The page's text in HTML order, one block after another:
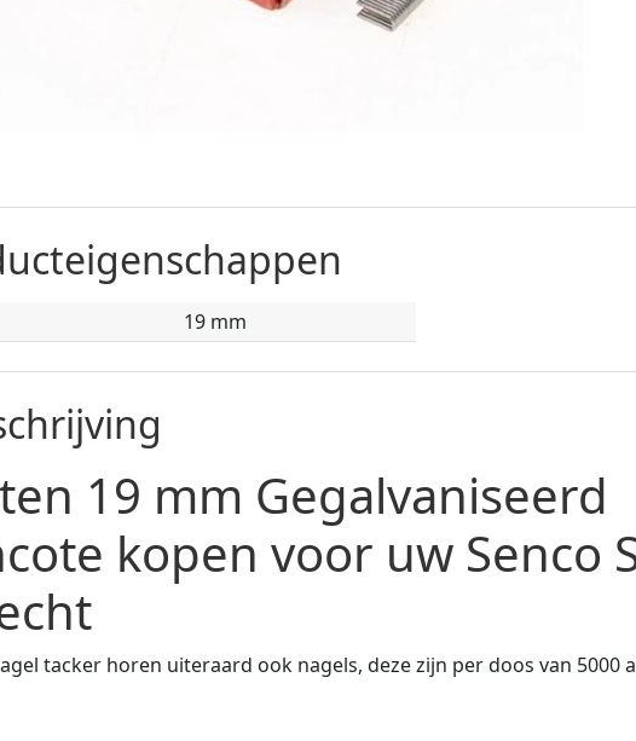
19 mm
19 mm Gegalvaniseerd
kopen voor uw Senco
tacker horen uiteraard ook nagels, deze zijn per doos van 5000